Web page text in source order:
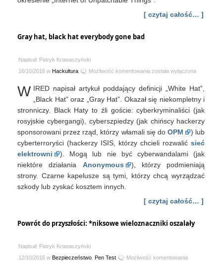
[ czytaj całość… ]
Gray hat, black hat everybody gone bad
Napisał: Patryk Krawaczyński
16/10/2016 w Hackultura Możliwość komentowania Gray
black
hat
gone
bad
została wyłączona
W IRED napisał artykuł poddający definicji „White Hat”,
„Black Hat” oraz „Gray Hat”. Okazał się niekompletny i
stronniczy. Black Haty to źli goście: cyberkryminaliści (jak
rosyjskie cybergangi), cyberszpiedzy (jak chińscy hackerzy
sponsorowani przez rząd, którzy włamali się do OPM
) lub
cyberterroryści (hackerzy ISIS, którzy chcieli rozwalić sieć
elektrowni
). Mogą lub nie być cyberwandalami (jak
niektóre działania Anonymous
), którzy podmieniają
strony. Czarne kapelusze są tymi, którzy chcą wyrządzać
szkody lub zyskać kosztem innych.
[ czytaj całość… ]
Powrót do przyszłości: *niksowe wieloznaczniki oszalały
Napisał: Patryk Krawaczyński
12/10/2016 w Bezpieczeństwo Pen Test Możliwość komentowania